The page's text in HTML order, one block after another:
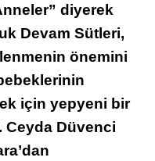
ŞEHIRDE
ÜCRETSIZ
ANNE
BULUŞMALARI
diyerek
Devam Sütleri,
önemini
için yepyeni bir
Ceyda Düvenci